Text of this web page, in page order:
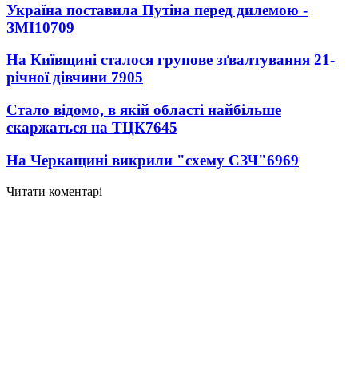
Україна поставила Путіна перед дилемою -
ЗМІ10709
На Київщині сталося групове зґвалтування 21-
річної дівчини 7905
Стало відомо, в якій області найбільше
скаржаться на ТЦК7645
На Черкащині викрили "схему СЗЧ"6969
Читати коментарі